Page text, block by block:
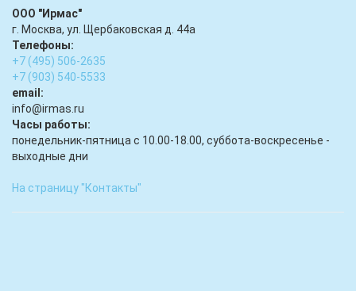
ООО "Ирмас"
г. Москва, ул. Щербаковская д. 44а
Телефоны:
+7 (495) 506-2635
+7 (903) 540-5533
email:
infо@irmas.ru
Часы работы:
понедельник-пятница с 10.00-18.00, суббота-воскресенье -
выходные дни
На страницу "Контакты"